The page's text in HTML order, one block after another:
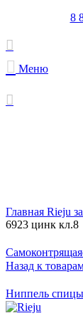
8
Меню
Главная Rieju
6923 цинк кл.8
Назад к
Ниппель